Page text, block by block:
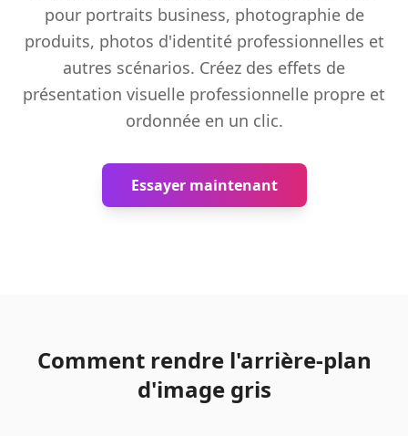
pour portraits business, photographie de
produits, photos d'identité professionnelles et
autres scénarios. Créez des effets de
présentation visuelle professionnelle propre et
ordonnée en un clic.
Essayer maintenant
Comment rendre l'arrière-plan
d'image gris